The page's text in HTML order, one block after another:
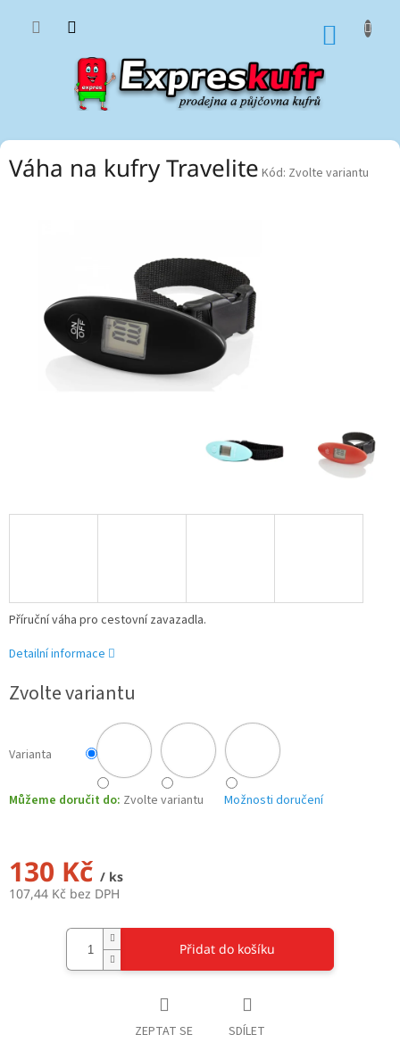
Váha na kufry Travelite Kód: Zvolte variantu
130 Kč / ks
107,44 Kč bez DPH
Zvolte variantu
Varianta
Můžeme doručit do: Zvolte variantu Možnosti doručení
Přidat do košíku
Příruční váha pro cestovní zavazadla.
Detailní informace
ZEPTAT SE SDÍLET